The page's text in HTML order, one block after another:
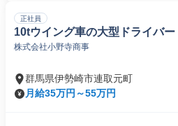
正社員
10tウイング車の大型ドライバー
株式会社小野寺商事
群馬県伊勢崎市連取元町
月給35万円～55万円